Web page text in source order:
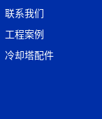
联系我们
工程案例
冷却塔配件